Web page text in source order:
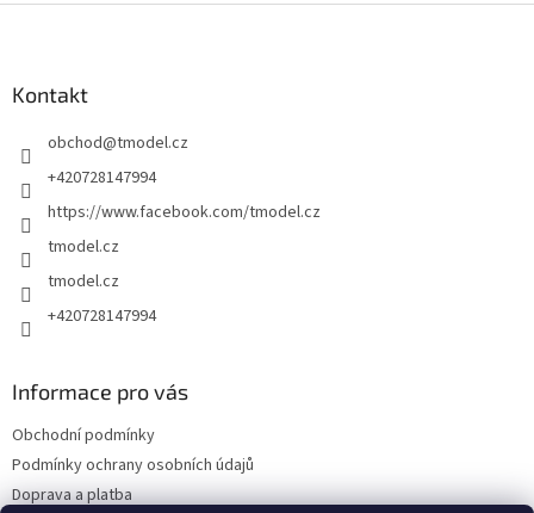
Kontakt
obchod@tmodel.cz
+420728147994
https://www.facebook.com/tmodel.cz
tmodel.cz
tmodel.cz
+420728147994
Informace pro vás
Obchodní podmínky
Podmínky ochrany osobních údajů
Doprava a platba